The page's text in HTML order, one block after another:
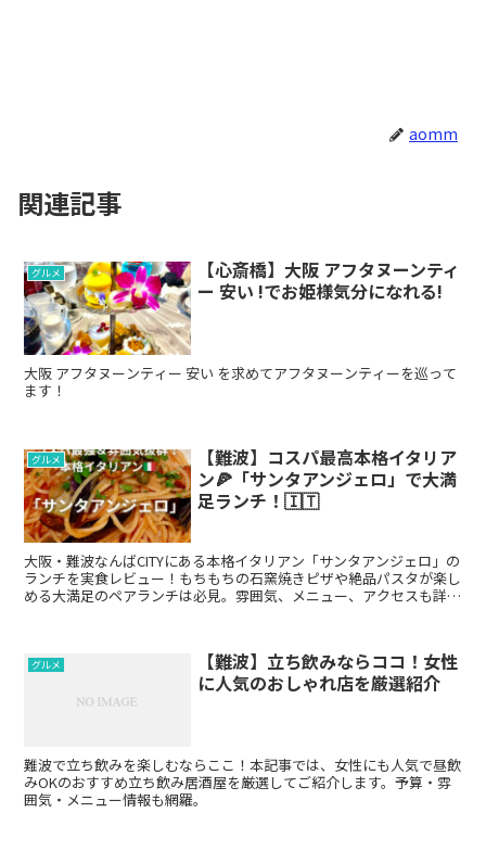
aomm
関連記事
グルメ
【心斎橋】大阪 アフタヌーンティ
ー 安い !でお姫様気分になれる!
大阪 アフタヌーンティー 安い を求めてアフタヌーンティーを巡って
ます！
グルメ
【難波】コスパ最高本格イタリア
ン🍕「サンタアンジェロ」で大満
足ランチ！🇮🇹
大阪・難波なんばCITYにある本格イタリアン「サンタアンジェロ」の
ランチを実食レビュー！もちもちの石窯焼きピザや絶品パスタが楽し
める大満足のペアランチは必見。雰囲気、メニュー、アクセスも詳し
グルメ
【難波】立ち飲みならココ！女性
に人気のおしゃれ店を厳選紹介
難波で立ち飲みを楽しむならここ！本記事では、女性にも人気で昼飲
みOKのおすすめ立ち飲み居酒屋を厳選してご紹介します。予算・雰
囲気・メニュー情報も網羅。